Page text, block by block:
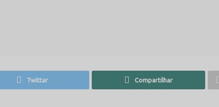
Twittar Compartilhar